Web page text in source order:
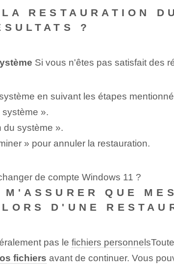
RESTAURATION
?
Si vous n'êtes pas satisfait des
en suivant⁤ les étapes
».
du système ».
» pour annuler la restauration.
de compte Windows 11 ?
QUE
D'UNE
pas le fichiers personnels
fichiers avant de continuer. Vous